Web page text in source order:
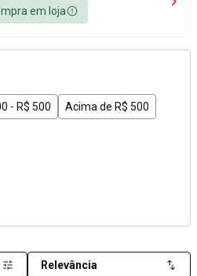
em loja
- R$ 500 Acima de R$ 500
Relevância